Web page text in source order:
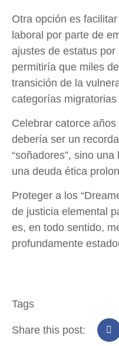
Otra opción es
laboral por parte de
ajustes de estatus
permitiría que miles
transición de la
categorías
Celebrar catorce
debería ser un
“soñadores”, sino
una deuda ética
Proteger a los
de justicia elemental
es, en todo sentido,
profundamente
Tags
Share this post: